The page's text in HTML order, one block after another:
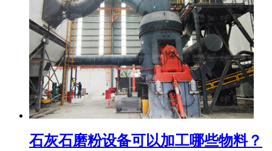
石灰石磨粉设备可以加工哪些物料？